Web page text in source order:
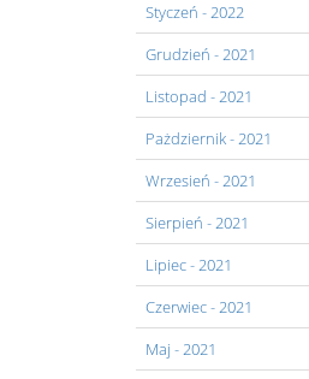
Styczeń - 2022
Grudzień - 2021
Listopad - 2021
Pażdziernik- 2021
Wrzesień - 2021
Sierpień - 2021
Lipiec- 2021
Czerwiec- 2021
Maj - 2021